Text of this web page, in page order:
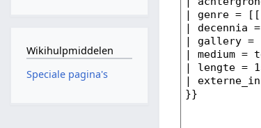
Wikihulpmiddelen
Speciale pagina's